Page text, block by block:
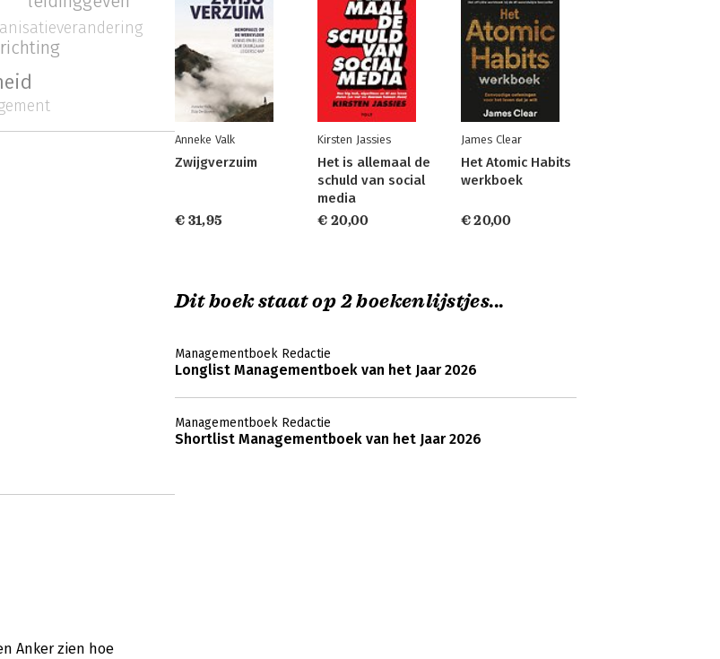
richting
Anker zien hoe
Anneke Valk
Zwijgverzuim
€ 31,95
Kirsten Jassies
Het is allemaal de
schuld van social
media
€ 20,00
James Clear
Het Atomic Habits
werkboek
€ 20,00
Dit boek staat op 2 boekenlijstjes...
Managementboek Redactie
Longlist Managementboek van het Jaar 2026
Managementboek Redactie
Shortlist Managementboek van het Jaar 2026